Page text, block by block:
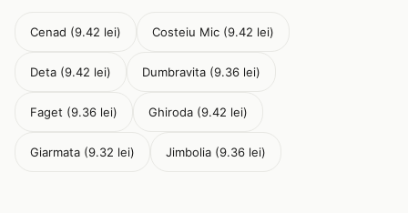
Cenad (9.42 lei) Costeiu Mic (9.42 lei)
Deta (9.42 lei) Dumbravita (9.36 lei)
Faget (9.36 lei) Ghiroda (9.42 lei)
Giarmata (9.32 lei) Jimbolia (9.36 lei)